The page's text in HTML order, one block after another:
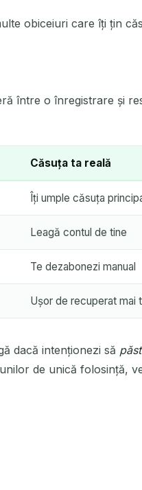
obiceiuri care îți țin
între o înregistrare și
Căsuța ta reală
Îți umple căsuța
Leagă contul de tine
Te dezabonezi manual
Ușor de recuperat mai
dacă intenționezi să
de unică folosință,